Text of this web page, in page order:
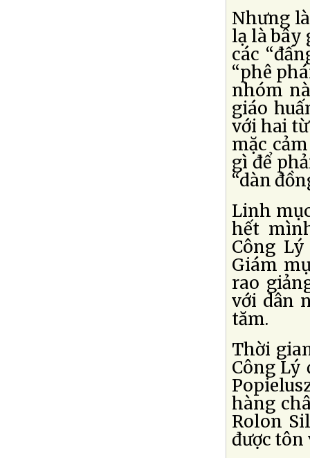
Nhưng
lạ là bây
các
“phê
nhóm
giáo
với hai
mặc
gì để
“dàn
Linh
hết
Công
Giám
rao
với dân
tăm.
Thời
Công Lý
hàng
Rolon
được tôn